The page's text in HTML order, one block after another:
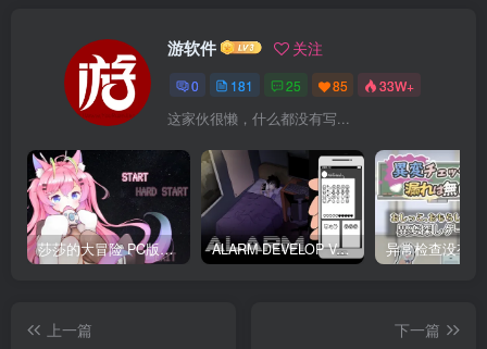
游软件 关注
0 181 25 85 33W+
这家伙很懒，什么都没有写...
莎莎的大冒险 PC版下载 テレサちゃんミニゲーム! 莎莎あどべんちゃー ALARM DEVELOP Ver0.4 双端PC+JOI模拟器 深夜躲避继母手机聊天
上一篇
下一篇